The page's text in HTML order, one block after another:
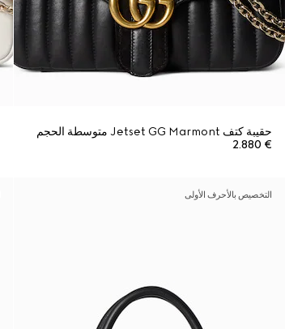
حقيبة كتف Jetset GG Marmont متوسطة الحجم
€ 2.880
التخصيص بالأحرف الأولى